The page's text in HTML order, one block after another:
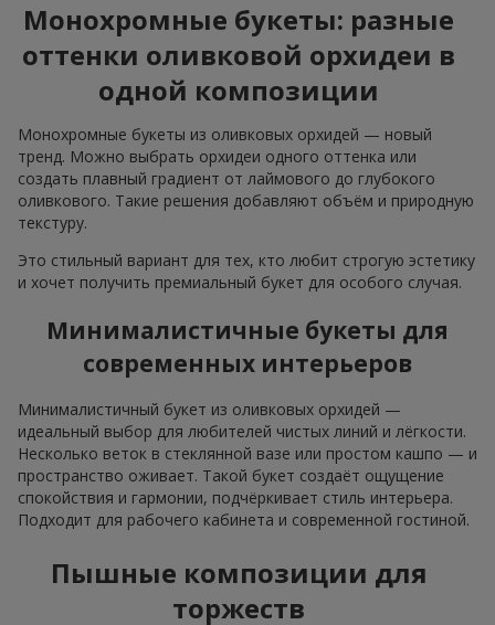
Монохромные букеты: разные
оттенки оливковой орхидеи в
одной композиции
Монохромные букеты из оливковых орхидей — новый
тренд. Можно выбрать орхидеи одного оттенка или
создать плавный градиент от лаймового до глубокого
оливкового. Такие решения добавляют объём и природную
текстуру.
Это стильный вариант для тех, кто любит строгую эстетику
и хочет получить премиальный букет для особого случая.
Минималистичные букеты для
современных интерьеров
Минималистичный букет из оливковых орхидей —
идеальный выбор для любителей чистых линий и лёгкости.
Несколько веток в стеклянной вазе или простом кашпо — и
пространство оживает. Такой букет создаёт ощущение
спокойствия и гармонии, подчёркивает стиль интерьера.
Подходит для рабочего кабинета и современной гостиной.
Пышные композиции для
торжеств